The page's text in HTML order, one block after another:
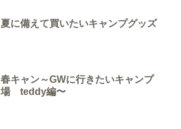
夏に備えて買いたいキャンプグッズ
春キャン～GWに行きたいキャンプ
場 teddy編〜